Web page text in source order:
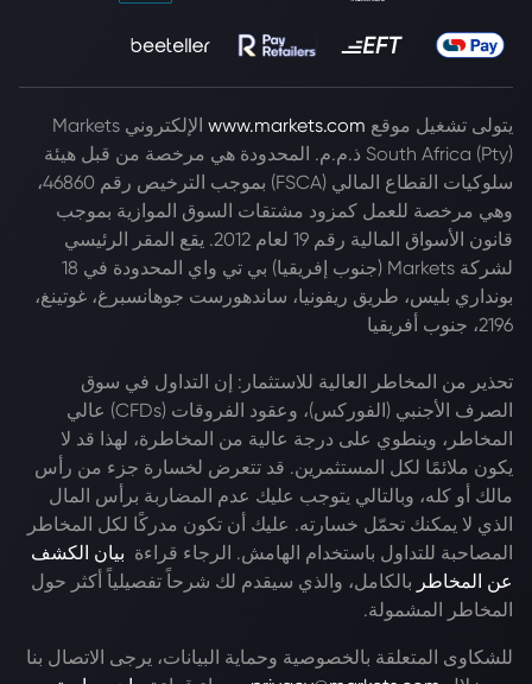
يتولى تشغيل موقع www.markets.com
الإلكتروني Markets
South Africa (Pty) ذ.م.م. المحدودة هي مرخصة من قبل هيئة
سلوكيات القطاع المالي (FSCA) بموجب الترخيص رقم 46860،
وهي مرخصة للعمل كمزود مشتقات السوق الموازية بموجب
قانون الأسواق المالية رقم 19 لعام 2012. يقع المقر الرئيسي
لشركة Markets (جنوب إفريقيا) بي تي واي المحدودة في 18
بونداري بليس، طريق ريفونيا، ساندهورست جوهانسبرغ، غوتينغ،
2196، جنوب أفريقيا
تحذير من المخاطر العالية للاستثمار: إن التداول في سوق
الصرف الأجنبي (الفوركس)، وعقود الفروقات (CFDs) عالي
المخاطر، وينطوي على درجة عالية من المخاطرة، لهذا قد لا
يكون ملائمًا لكل المستثمرين. قد تتعرض لخسارة جزء من رأس
مالك أو كله، وبالتالي يتوجب عليك عدم المضاربة برأس المال
الذي لا يمكنك تحمّل خسارته. عليك أن تكون مدركًا لكل المخاطر
المصاحبة للتداول باستخدام الهامش. الرجاء قراءة بيان الكشف
عن المخاطر بالكامل، والذي سيقدم لك شرحاً تفصيلياً أكثر حول
المخاطر المشمولة.
للشكاوى المتعلقة بالخصوصية وحماية البيانات، يرجى الاتصال بنا